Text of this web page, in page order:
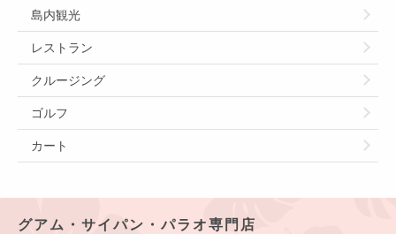
島内観光
レストラン
クルージング
ゴルフ
カート
グアム・サイパン・パラオ専門店